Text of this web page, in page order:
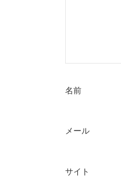
名前
メール
サイト